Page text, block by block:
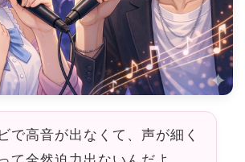
で高音が出なくて、声が細く